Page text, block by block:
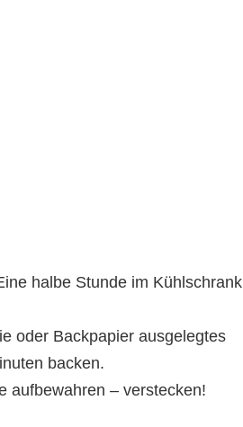
halbe Stunde im Kühlschrank
oder Backpapier ausgelegtes
backen.
aufbewahren – verstecken!